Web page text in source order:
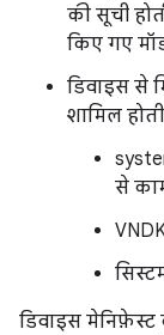
की सूची
किए गए
डिवाइस से
शामिल
से
डिवाइस